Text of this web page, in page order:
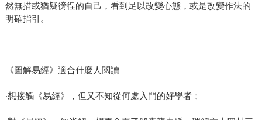
然無措或猶疑徬徨的自己，看到足以改變心態，或是改變作法的
明確指引。
《圖解易經》適合什麼人閱讀
‧想接觸《易經》，但又不知從何處入門的好學者；